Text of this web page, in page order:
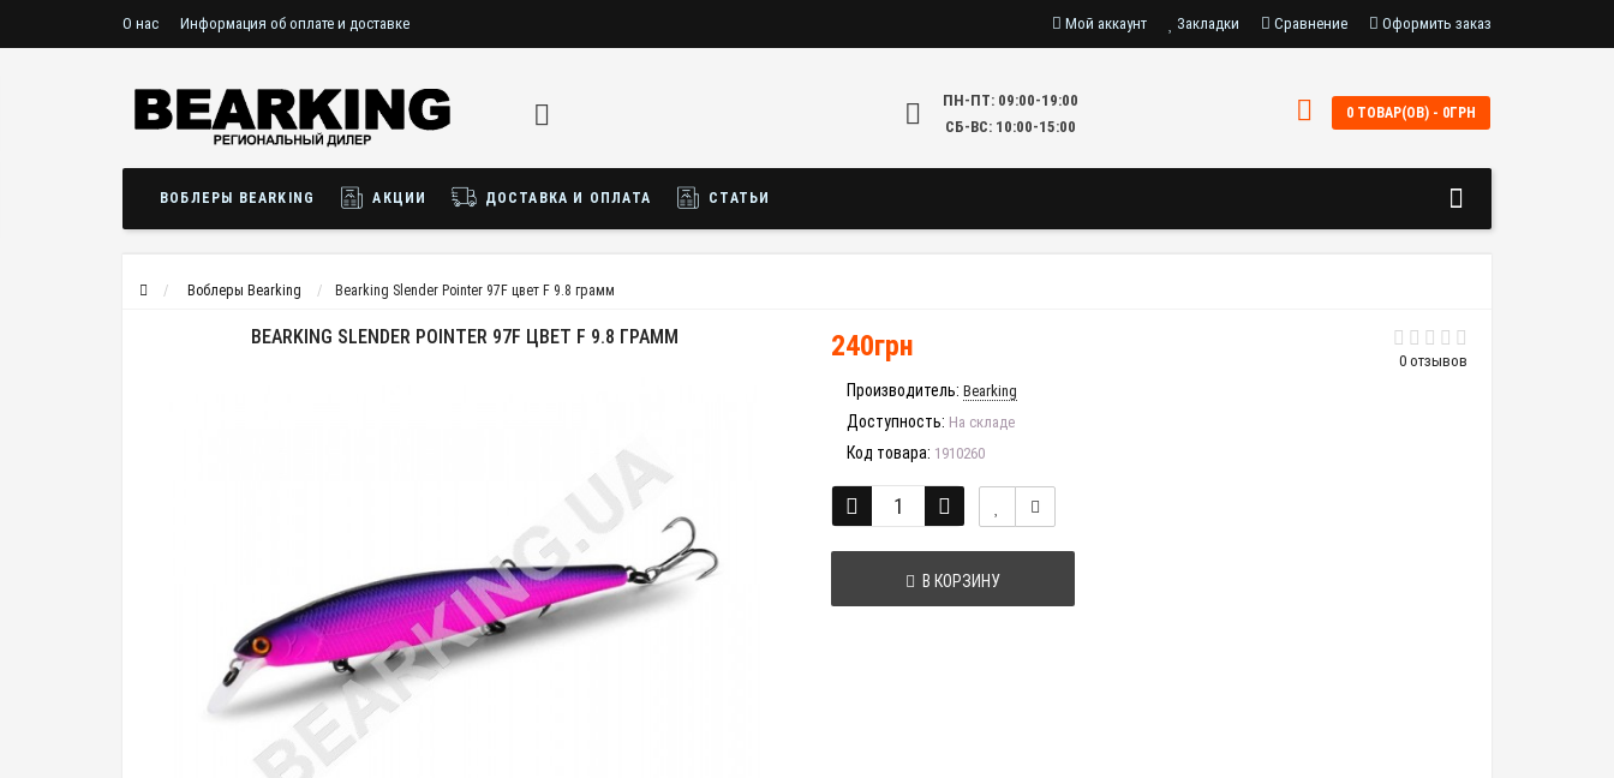
О нас Информация об оплате и доставке Мой аккаунт Закладки Сравнение Оформить заказ
ПН-ПТ: 09:00-19:00
СБ-ВС: 10:00-15:00
0 ТОВАР(ОВ) - 0ГРН
ВОБЛЕРЫ BEARKING АКЦИИ ДОСТАВКА И ОПЛАТА СТАТЬИ
Воблеры Bearking Bearking Slender Pointer 97F цвет F 9.8 грамм
BEARKING SLENDER POINTER 97F ЦВЕТ F 9.8 ГРАММ
0 отзывов
240грн
Производитель: Bearking
Доступность: На складе
Код товара: 1910260
В КОРЗИНУ